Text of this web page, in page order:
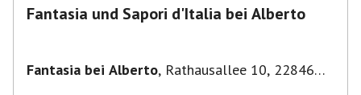
Fantasia und Sapori d'Italia bei Alberto
Fantasia bei Alberto, Rathausallee 10, 22846